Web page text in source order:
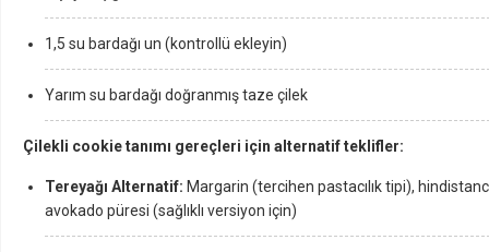
1,5 su bardağı un (kontrollü ekleyin)
Yarım su bardağı doğranmış taze çilek
Çilekli cookie tanımı gereçleri için alternatif teklifler:
Tereyağı Alternatif: Margarin (tercihen pastacılık tipi),
avokado püresi (sağlıklı versiyon için)